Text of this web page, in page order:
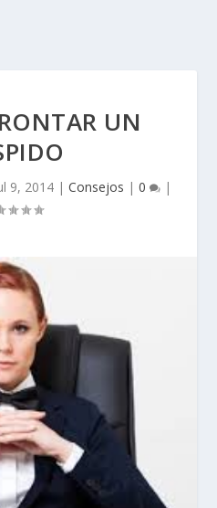
UN
9, 2014 | Consejos | 0 |